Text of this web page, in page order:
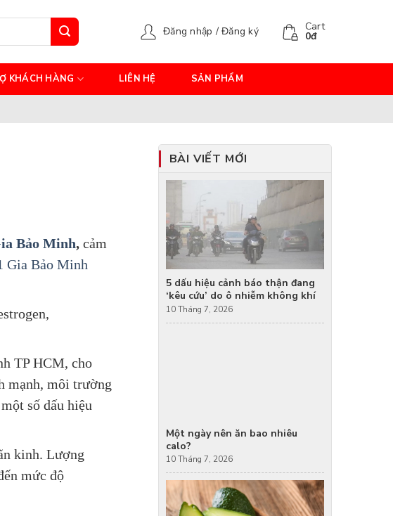
Đăng nhập / Đăng ký Cart
0đ
KHÁCH HÀNG LIÊN HỆ SẢN PHẨM
Bảo Minh, cảm
Gia Bảo Minh
TP HCM, cho
mạnh, môi trường
số dấu hiệu
kinh. Lượng
mức độ
BÀI VIẾT MỚI
5 dấu hiệu cảnh báo thận đang
‘kêu cứu’ do ô nhiễm không khí
10 Tháng 7, 2026
Một ngày nên ăn bao nhiêu
calo?
10 Tháng 7, 2026